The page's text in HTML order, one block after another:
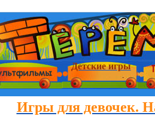
Детские игры
Игры для девочек.